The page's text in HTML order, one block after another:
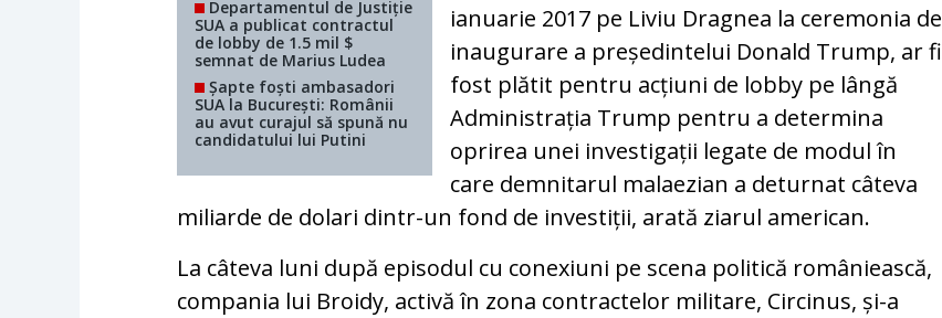
Departamentul de Justiție
SUA a publicat contractul
de lobby de 1.5 mil $
semnat de Marius Ludea
Șapte foști ambasadori
SUA la București: Românii
au avut curajul să spună nu
candidatului lui Putini
ianuarie 2017 pe Liviu Dragnea la ceremonia de
inaugurare a președintelui Donald Trump, ar fi
fost plătit pentru acțiuni de lobby pe lângă
Administrația Trump pentru a determina
oprirea unei investigații legate de modul în
care demnitarul malaezian a deturnat câteva
miliarde de dolari dintr-un fond de investiții, arată ziarul american.
La câteva luni după episodul cu conexiuni pe scena politică româniească,
compania lui Broidy, activă în zona contractelor militare, Circinus, și-a